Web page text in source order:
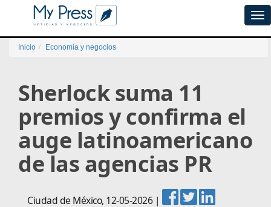
Inicio Economía y negocios
Sherlock suma 11
premios y confirma el
auge latinoamericano
de las agencias PR
Ciudad de México, 12-05-2026|